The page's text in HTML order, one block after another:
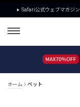
Safari公式ウェブマガジン
ホーム ペット